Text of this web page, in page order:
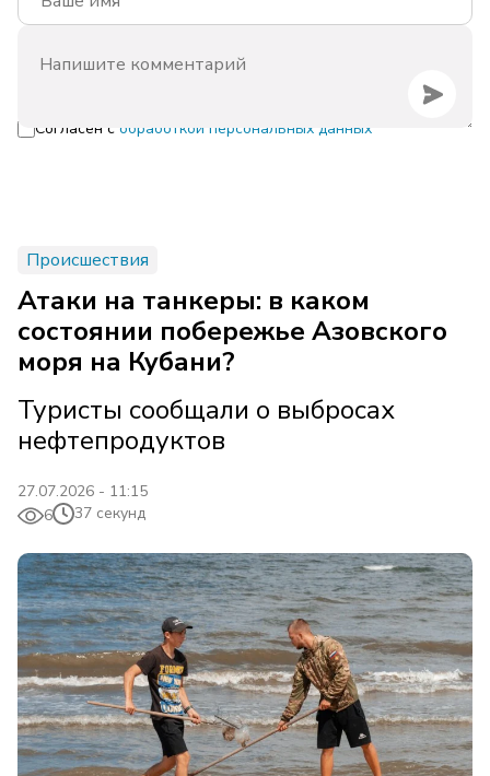
Согласен с обработкой персональных данных
Происшествия
Атаки на танкеры: в каком
состоянии побережье Азовского
моря на Кубани?
Туристы сообщали о выбросах
нефтепродуктов
27.07.2026 - 11:15
6
37 секунд